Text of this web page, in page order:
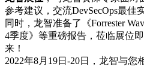
参考建议，交流DevSecOps最佳
同时，龙智准备了《Forrester
4季度》等重磅报告，莅临展位
来！
2022年8月19日-20日，龙智与